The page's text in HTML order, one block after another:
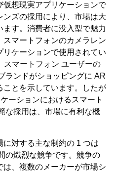
想現実アプリケーションで
ズの採用により、市場は大
す。消費者に没入型で魅力
マートフォンのカメラレン
ケーションで使用されてい
スマートフォン ユーザーの
ランドがショッピングに AR
ことを示しています。したが
ーションにおけるスマート
な採用は、市場に有利な機
に対する主な制約の 1 つは
の熾烈な競争です。競争の
、複数のメーカーが市場シ